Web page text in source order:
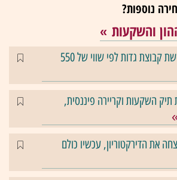
והשקעות
גד זאבי במגעים לרכישת קבוצת גדות לפי שווי של 550
תיק השקעות וקריירה פיננסית,
את הדירקטוריון, עכשיו כולם